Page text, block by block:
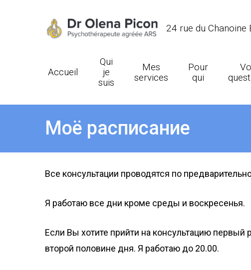
Hit enter to search or ESC to close
24 rue du
Accueil
Qui
je
suis
Mes
services
Pour
qui
Моё расписание
Все консультации проводятся по
Я работаю все дни кроме среды и воскресенья.
Если Вы хотите прийти на консультацию
второй половине дня. Я работаю до 20.00.